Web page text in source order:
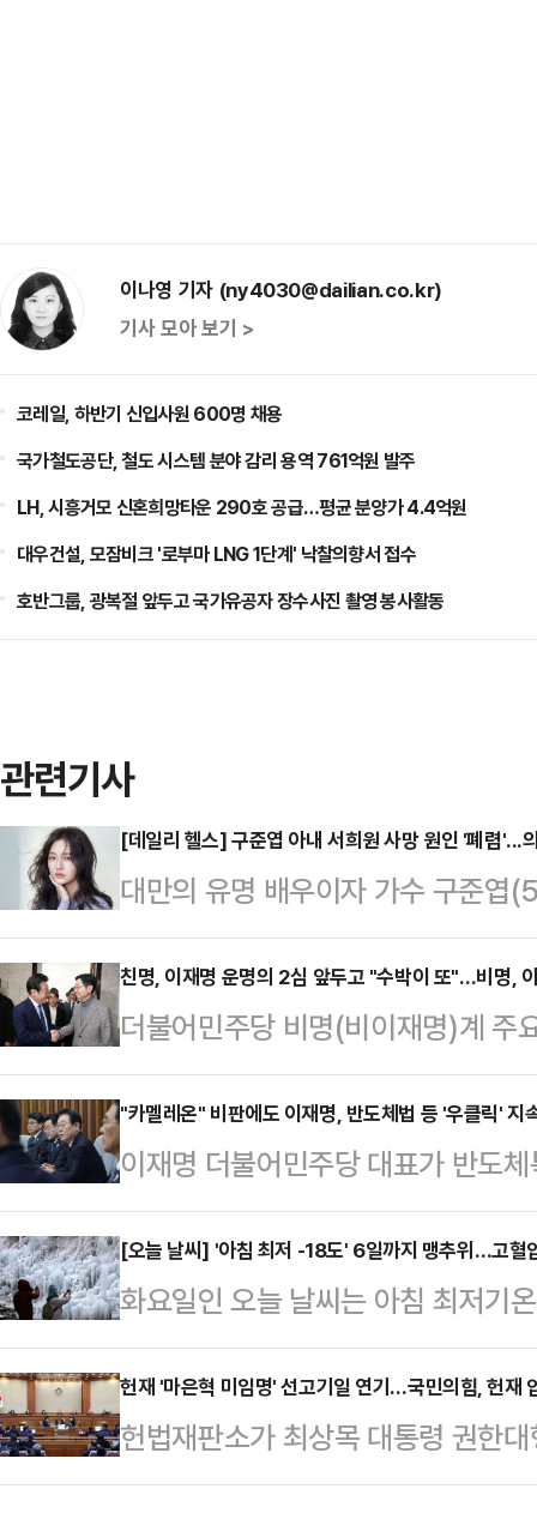
이나영 기자 (ny4030@dailian.co.kr)
기사 모아 보기 >
코레일, 하반기 신입사원 600명 채용
국가철도공단, 철도 시스템 분야 감리 용역 761억원 발주
LH, 시흥거모 신혼희망타운 290호 공급…평균 분양가 4.4억원
대우건설, 모잠비크 '로부마 LNG 1단계' 낙찰의향서 접수
호반그룹, 광복절 앞두고 국가유공자 장수사진 촬영 봉사활동
관련기사
[데일리 헬스] 구준엽 아내 서희원 사망 원인 '폐렴'...
대만의 유명 배우이자 가수 구준
전해졌다.서희원의 동생은 3일 대
체을 통해 "설 명절 기간 동안 우리
사랑하는 언니 희원이 독감으로 인
떠났다"며 "이번 생에 그녀의 동생
던 것은 내게 큰 축복이었다. 영원
안히 쉬길 바란다. 영원히 사랑하
…
친명, 이재명 운명의 2심 앞두고 "수박이 또"…비명,
더불어민주당 비명(비이재명)계 주
자포화 속에서도 이재명 대표를 향
정치권에 따르면 비명계는 이 대표
올 경우 '후보교체론'을 띄우고 행
지지율이 답보 상태인 상황에서, 이
조기 대선이 실제로 도래할 시를 대
명계에선 '대안부재론'을 들어 비명
이 다시 점화되고 …
"카멜레온" 비판에도 이재명, 반도체법 등 '우클릭'
이재명 더불어민주당 대표가 반도
조항'에 전향적 입장을 보였다. 반(
식 변신술'이라는 국민의힘의 비판
환을 꾀하는 모양새다. 조기 대선
를 통해 중도층 공략에 나섰다는
열린 '행복하고 정의로운 대한민국,
게?' 토론회 좌장을 맡았다. 이 대표
연구·개발자에 …
[오늘 날씨] '아침 최저 -18도' 6일까지 맹추위…고혈
화요일인 오늘 날씨는 아침 최저기
위를 떨치겠다.기상청에 따르면 이
는 찬 대륙고기압의 영향을 받으면
과 제주도를 중심으로 매우 많은 눈
으로 눈이 쌓여있는 가운데 빙판길
헌재 '마은혁 미임명' 선고기일 연기…국민의힘, 헌재
헌법재판소가 최상목 대통령 권한
헌법재판관 후보자를 임명하지 않